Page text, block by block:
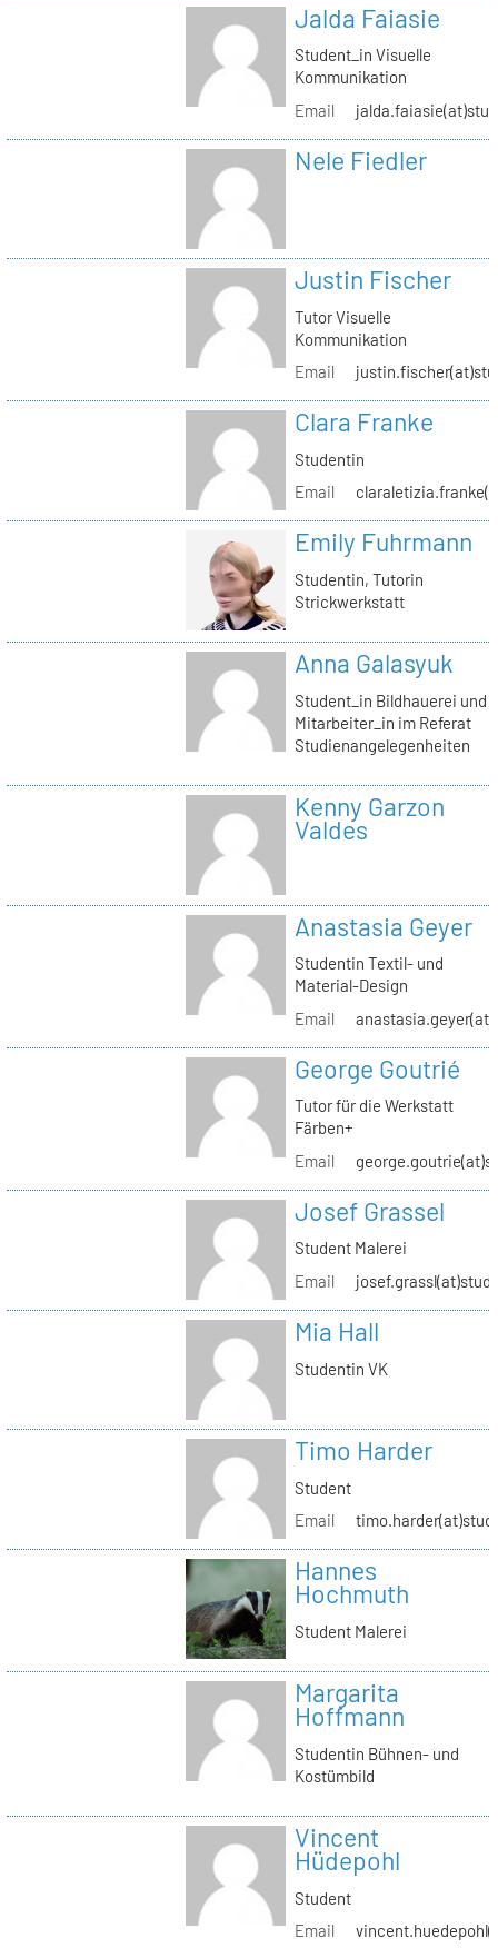
Jalda Faiasie
Student_in Visuelle
Kommunikation
Email
Nele Fiedler
Justin Fischer
Tutor Visuelle
Kommunikation
Email
Clara Franke
Studentin
Email
Emily Fuhrmann
Studentin, Tutorin
Strickwerkstatt
Anna Galasyuk
Student_in Bildhauerei und
Mitarbeiter_in im Referat
Studienangelegenheiten
Kenny Garzon
Valdes
Anastasia Geyer
Studentin Textil- und
Material-Design
Email
George Goutrié
Tutor für die Werkstatt
Färben+
Email
Josef Grassel
Student Malerei
Email
Mia Hall
Studentin VK
Timo Harder
Student
Email
Hannes
Hochmuth
Student Malerei
Margarita
Hoffmann
Studentin Bühnen- und
Kostümbild
Vincent
Hüdepohl
Student
Email